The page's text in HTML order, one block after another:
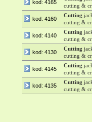
kod: 4165
cutting &
kod: 4160
Cutting
cutting &
kod: 4140
Cutting
cutting &
kod: 4130
Cutting
cutting &
kod: 4145
Cutting
cutting &
kod: 4135
Cutting
cutting &